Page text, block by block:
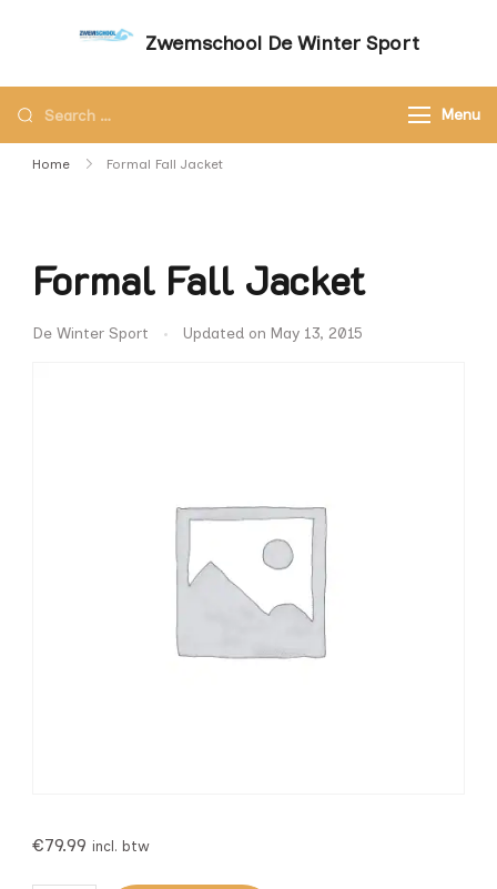
Zwemschool De Winter Sport
aandacht – Zwemschool De Winter Sport
Menu
Home Formal Fall Jacket
Formal Fall Jacket
De Winter Sport Updated on May 13, 2015
€79.99 incl. btw